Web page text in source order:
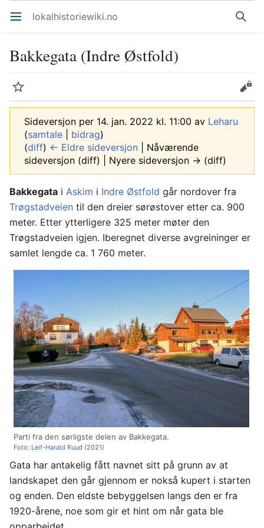
Åpne hovedmenyen lokalhistoriewiki.no Søk
Bakkegata (Indre Østfold)
Overvåk Rediger
Sideversjon per 14. jan. 2022 kl. 11:00 av Leharu
(samtale bidrag)
(diff) ← Eldre sideversjon | Nåværende
sideversjon (diff) | Nyere sideversjon → (diff)
Bakkegata i Askim i Indre Østfold går nordover fra
Trøgstadveien til den dreier sørøstover etter ca. 900
meter. Etter ytterligere 325 meter møter den
Trøgstadveien igjen. Iberegnet diverse avgreininger er
samlet lengde ca. 1 760 meter.
Parti fra den sørligste delen av Bakkegata.
Foto: Leif-Harald Ruud (2021)
Gata har antakelig fått navnet sitt på grunn av at
landskapet den går gjennom er nokså kupert i starten
og enden. Den eldste bebyggelsen langs den er fra
1920-årene, noe som gir et hint om når gata ble